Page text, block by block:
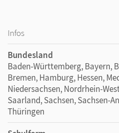
Infos
Bundesland
Baden-Württemberg, Bayern,
Bremen, Hamburg, Hessen,
Niedersachsen, Nordrhein-
Saarland, Sachsen, Sachsen-
Thüringen